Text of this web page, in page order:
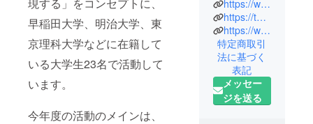
早稲田大学、明治大学、東
京理科大学などに在籍して
いる大学生23名で活動して
います。
今年度の活動のメインは、
での雑誌販
売
・オンライ
ンショップ
BASEでの販
売
・文禄堂早
https://www.instagram.com/run20020000/
https://twitter.com/Run20020000
https://www.tokyo-np.co.jp/article/222810
特定商取引
法に基づく
表記
メッセー
ジを送る